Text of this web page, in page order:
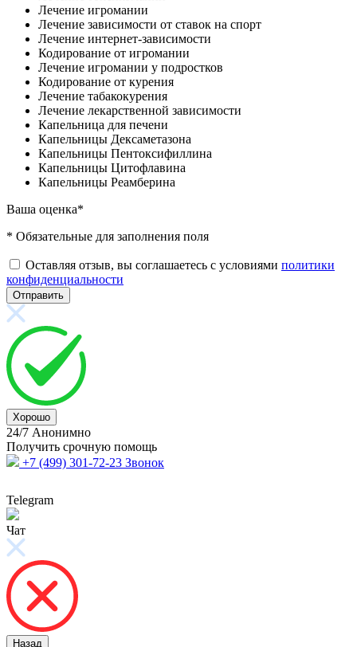
Лечение игромании
Лечение зависимости от ставок на спорт
Лечение интернет-зависимости
Кодирование от игромании
Лечение игромании у подростков
Кодирование от курения
Лечение табакокурения
Лечение лекарственной зависимости
Капельница для печени
Капельницы Дексаметазона
Капельницы Пентоксифиллина
Капельницы Цитофлавина
Капельницы Реамберина
Ваша оценка*
* Обязательные для заполнения поля
Оставляя отзыв, вы соглашаетесь с условиями политики
конфиденциальности
Отправить
Хорошо
24/7 Анонимно
Получить срочную помощь
+7 (499) 301-72-23 Звонок
Telegram
Чат
Назад